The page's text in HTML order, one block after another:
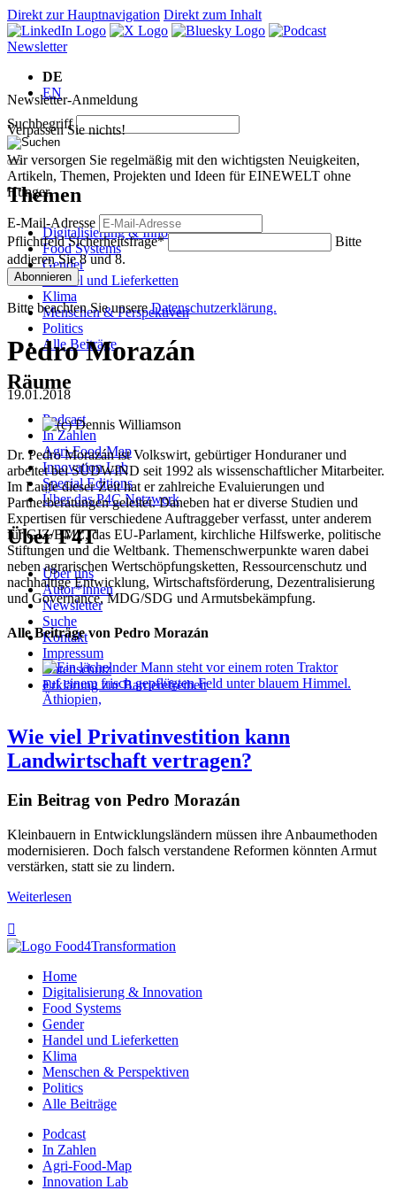
Direkt zur Hauptnavigation Direkt zum Inhalt
Newsletter
DE
EN
Suchbegriff
Themen
Digitalisierung & Innovation
Food Systems
Gender
Handel und Lieferketten
Klima
Menschen & Perspektiven
Politics
Alle Beiträge
Räume
Podcast
In Zahlen
Agri-Food-Map
Innovation Lab
Special Editions
Über das P4C Netzwerk
Über F4T
Über uns
Autor*innen
Newsletter
Suche
Kontakt
Impressum
Datenschutz
Erklärung zur Barrierefreiheit
Newsletter-Anmeldung
Verpassen Sie nichts!
Wir versorgen Sie regelmäßig mit den wichtigsten Neuigkeiten,
Artikeln, Themen, Projekten und Ideen für EINEWELT ohne
Hunger.
E-Mail-Adresse
PflichtfeldSicherheitsfrage*
Bitte
addieren Sie 8 und 8.
Abonnieren
Bitte beachten Sie unsereDatenschutzerklärung.
Pedro Morazán
19.01.2018
Dr. Pedro Morazán ist Volkswirt, gebürtiger Honduraner und
arbeitet bei SÜDWIND seit 1992 als wissenschaftlicher Mitarbeiter.
Im Laufe dieser Zeit hat er zahlreiche Evaluierungen und
Partnerberatungen geleitet. Daneben hat er diverse Studien und
Expertisen für verschiedene Auftraggeber verfasst, unter anderem
für GIZ/BMZ, das EU-Parlament, kirchliche Hilfswerke, politische
Stiftungen und die Weltbank. Themenschwerpunkte waren dabei
neben agrarischen Wertschöpfungsketten, Ressourcenschutz und
nachhaltige Entwicklung, Wirtschaftsförderung, Dezentralisierung
und Governance, MDG/SDG und Armutsbekämpfung.
Alle Beiträge von Pedro Morazán
Äthiopien,
Wie viel Privatinvestition kann
Landwirtschaft vertragen?
Ein Beitrag von Pedro Morazán
Kleinbauern in Entwicklungsländern müssen ihre Anbaumethoden
modernisieren. Doch falsch verstandene Reformen könnten Armut
verstärken, statt sie zu lindern.
Weiterlesen

Home
Digitalisierung & Innovation
Food Systems
Gender
Handel und Lieferketten
Klima
Menschen & Perspektiven
Politics
Alle Beiträge
Podcast
In Zahlen
Agri-Food-Map
Innovation Lab